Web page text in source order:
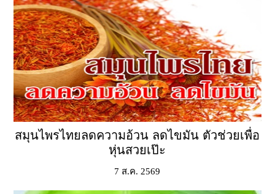
สมุนไพรไทยลดความอ้วน ลดไขมัน ตัวช่วยเพื่อ
หุ่นสวยเป๊ะ
7 ส.ค. 2569